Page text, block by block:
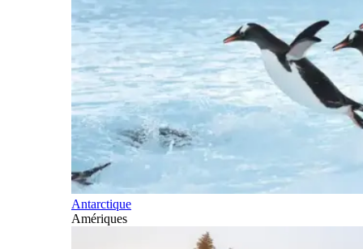
Antarctique
Amériques